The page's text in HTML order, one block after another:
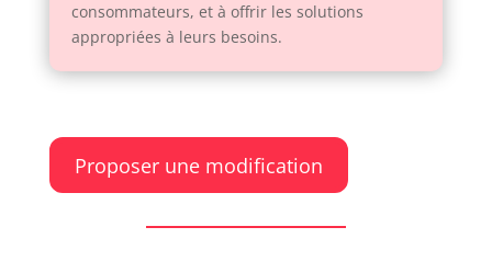
consommateurs, et à offrir les solutions
appropriées à leurs besoins.
Proposer une modification